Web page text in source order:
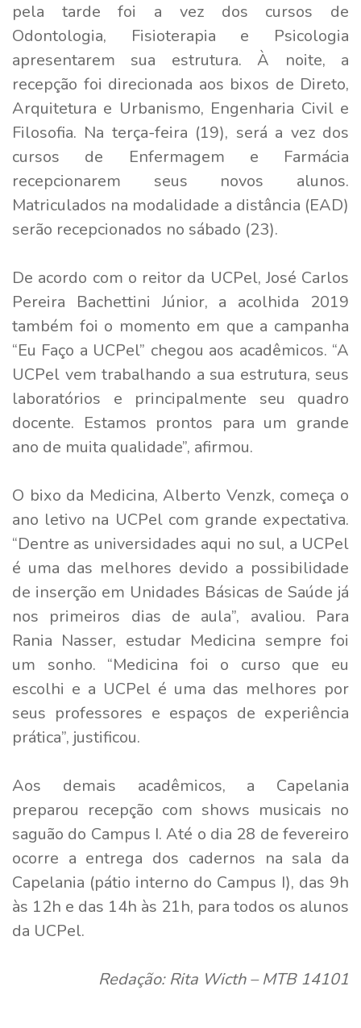
pela tarde foi a vez dos cursos de
Odontologia, Fisioterapia e Psicologia
apresentarem sua estrutura. À noite, a
recepção foi direcionada aos bixos de Direto,
Arquitetura e Urbanismo, Engenharia Civil e
Filosofia. Na terça-feira (19), será a vez dos
cursos de Enfermagem e Farmácia
recepcionarem seus novos alunos.
Matriculados na modalidade a distância (EAD)
serão recepcionados no sábado (23).
De acordo com o reitor da UCPel, José Carlos
Pereira Bachettini Júnior, a acolhida 2019
também foi o momento em que a campanha
“Eu Faço a UCPel” chegou aos acadêmicos. “A
UCPel vem trabalhando a sua estrutura, seus
laboratórios e principalmente seu quadro
docente. Estamos prontos para um grande
ano de muita qualidade”, afirmou.
O bixo da Medicina, Alberto Venzk, começa o
ano letivo na UCPel com grande expectativa.
“Dentre as universidades aqui no sul, a UCPel
é uma das melhores devido a possibilidade
de inserção em Unidades Básicas de Saúde já
nos primeiros dias de aula”, avaliou. Para
Rania Nasser, estudar Medicina sempre foi
um sonho. “Medicina foi o curso que eu
escolhi e a UCPel é uma das melhores por
seus professores e espaços de experiência
prática”, justificou.
Aos demais acadêmicos, a Capelania
preparou recepção com shows musicais no
saguão do Campus I. Até o dia 28 de fevereiro
ocorre a entrega dos cadernos na sala da
Capelania (pátio interno do Campus I), das 9h
às 12h e das 14h às 21h, para todos os alunos
da UCPel.
Redação: Rita Wicth – MTB 14101